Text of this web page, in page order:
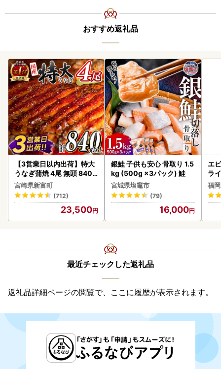
おすすめ返礼品
【3営業日以内出荷】特大
うなぎ蒲焼 4尾 無頭 840g
以上 C388-840-3D
宮崎県新富町
(712)
23,500
銀鮭 子供も安心 骨取り 1.5
kg (500g ×3パック) 鮭
宮城県塩竈市
(79)
16,000
エ
ライ
福
最近チェックした返礼品
返礼品詳細ページの閲覧で、ここに履歴が表示されます。